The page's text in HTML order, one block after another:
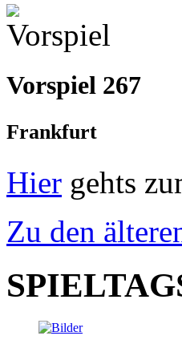
Vorspiel 267
Frankfurt
Hier gehts
Zu den